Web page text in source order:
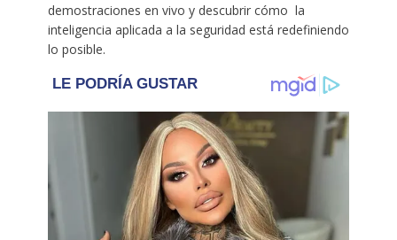
demostraciones en vivo y descubrir cómo la
inteligencia aplicada a la seguridad está redefiniendo
lo posible.